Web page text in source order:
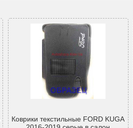
Коврики текстильные FORD KUGA